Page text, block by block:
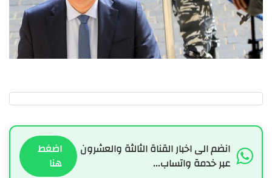
انضم الى اخبار القناة الثالثة والعشرون
عبر خدمة واتساب...
اضغط
هنا